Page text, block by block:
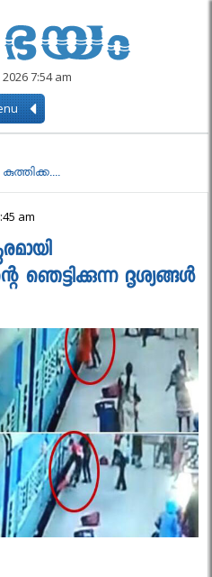
7:54 am
am
ഞെട്ടിക്കുന്ന ദൃശ്യങ്ങള്‍